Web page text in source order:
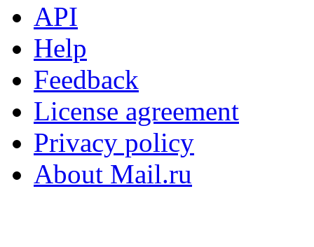
API
Help
Feedback
License agreement
Privacy policy
About Mail.ru